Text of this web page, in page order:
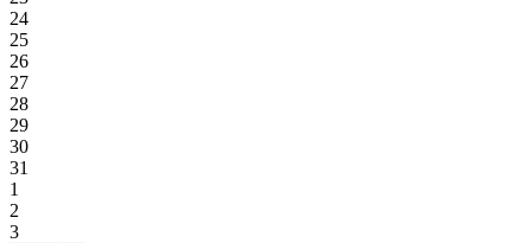
24
25
26
27
28
29
30
31
1
2
3